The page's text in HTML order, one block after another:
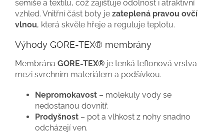
semiše a textilu, což zajišťuje odolnost i atraktivní
vzhled. Vnitřní část boty je zateplená pravou ovčí
vlnou, která skvěle hřeje a reguluje teplotu.
Výhody GORE-TEX® membrány
Membrána GORE-TEX® je tenká teflonová vrstva
mezi svrchním materiálem a podšívkou.
Nepromokavost – molekuly vody se
nedostanou dovnitř.
Prodyšnost – pot a vlhkost z nohy snadno
odcházejí ven.